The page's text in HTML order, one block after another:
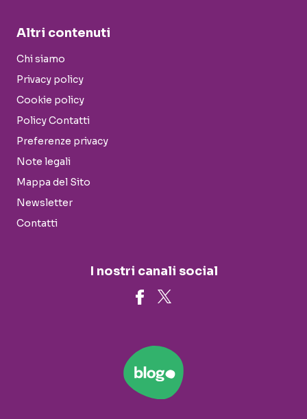
Altri contenuti
Chi siamo
Privacy policy
Cookie policy
Policy Contatti
Preferenze privacy
Note legali
Mappa del Sito
Newsletter
Contatti
I nostri canali social